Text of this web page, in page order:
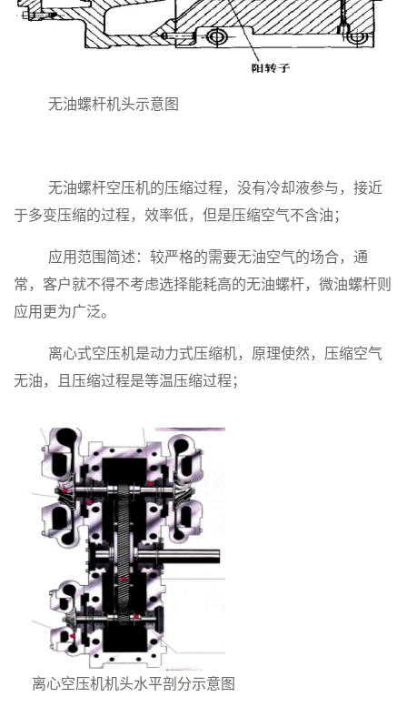
无油螺杆机头示意图
无油螺杆空压机的压缩过程，没有冷却液参与，接近
于多变压缩的过程，效率低，但是压缩空气不含油；
应用范围简述：较严格的需要无油空气的场合，通
常，客户就不得不考虑选择能耗高的无油螺杆，微油螺杆则
应用更为广泛。
离心式空压机是动力式压缩机，原理使然，压缩空气
无油，且压缩过程是等温压缩过程；
离心空压机机头水平剖分示意图